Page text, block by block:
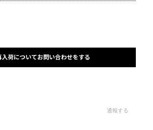
入荷についてお問い合わせをする
通報する